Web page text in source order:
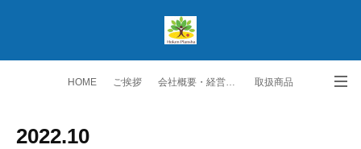
HOME ご挨拶 会社概要・経営理念 取扱商品
2022.10